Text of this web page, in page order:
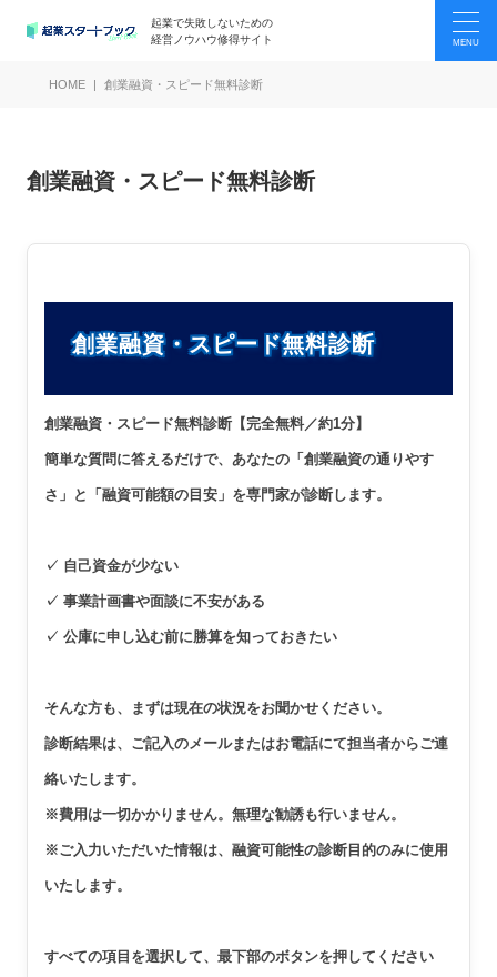
起業で失敗しないための
経営ノウハウ修得サイト
HOME 創業融資・スピード無料診断
創業融資・スピード無料診断
創業融資・スピード無料診断
創業融資・スピード無料診断【完全無料／約1分】
簡単な質問に答えるだけで、あなたの「創業融資の通りやす
さ」と「融資可能額の目安」を専門家が診断します。
✓ 自己資金が少ない
✓ 事業計画書や面談に不安がある
✓ 公庫に申し込む前に勝算を知っておきたい
そんな方も、まずは現在の状況をお聞かせください。
診断結果は、ご記入のメールまたはお電話にて担当者からご連
絡いたします。
※費用は一切かかりません。無理な勧誘も行いません。
※ご入力いただいた情報は、融資可能性の診断目的のみに使用
いたします。
すべての項目を選択して、最下部のボタンを押してください